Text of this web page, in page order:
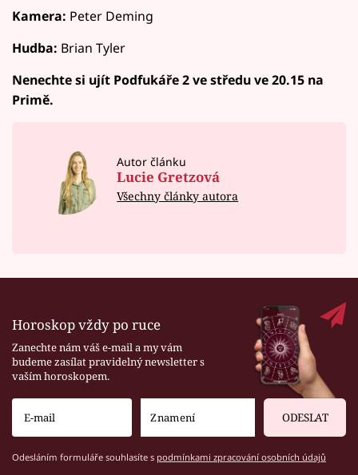
Kamera: Peter Deming
Hudba: Brian Tyler
Nenechte si ujít Podfukáře 2 ve středu ve 20.15 na
Primě.
Autor článku
Lucie Gretzová
Všechny články autora
Horoskop vždy po ruce
Zanechte nám váš e-mail a my vám
budeme zasílat pravidelný newsletter s
vaším horoskopem.
ODESLAT
Odesláním formuláře souhlasíte s podmínkami zpracování osobních údajů